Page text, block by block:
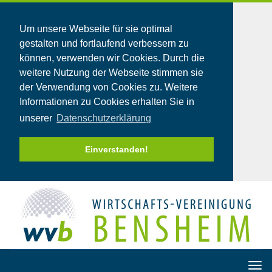
Um unsere Webseite für sie optimal
gestalten und fortlaufend verbessern zu
können, verwenden wir Cookies. Durch die
weitere Nutzung der Webseite stimmen sie
der Verwendung von Cookies zu. Weitere
Informationen zu Cookies erhalten Sie in
unserer Datenschutzerklärung
Einverstanden!
T